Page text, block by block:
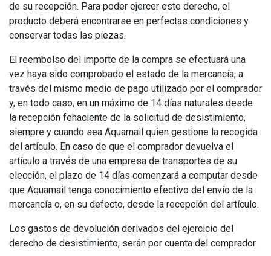
de su recepción. Para poder ejercer este derecho, el
producto deberá encontrarse en perfectas condiciones y
conservar todas las piezas.
El reembolso del importe de la compra se efectuará una
vez haya sido comprobado el estado de la mercancía, a
través del mismo medio de pago utilizado por el comprador
y, en todo caso, en un máximo de 14 días naturales desde
la recepción fehaciente de la solicitud de desistimiento,
siempre y cuando sea Aquamail quien gestione la recogida
del artículo. En caso de que el comprador devuelva el
artículo a través de una empresa de transportes de su
elección, el plazo de 14 días comenzará a computar desde
que Aquamail tenga conocimiento efectivo del envío de la
mercancía o, en su defecto, desde la recepción del artículo.
Los gastos de devolución derivados del ejercicio del
derecho de desistimiento, serán por cuenta del comprador.